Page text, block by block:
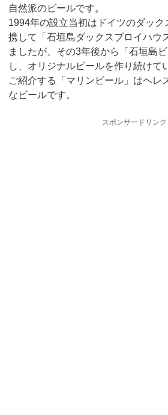
自然派のビールです。
1994年の設立当初はドイツのダック
携して「石垣島ダックスブロイハウ
ましたが、その3年後から「石垣島
し、オリジナルビールを作り続けて
ご紹介する「マリンビール」はヘレ
なビールです。
スポンサードリンク